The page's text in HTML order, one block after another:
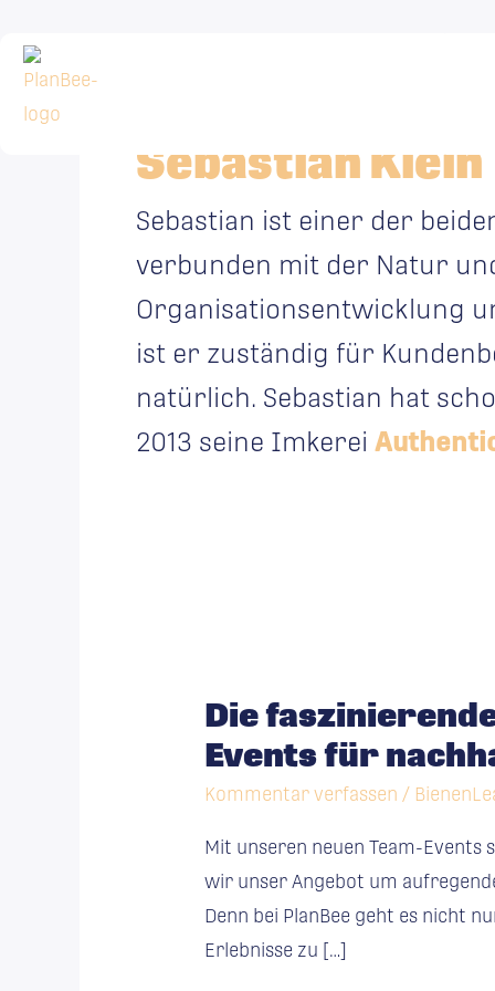
Inhalt
springen
Sebastian Klein
Sebastian ist einer der
verbunden mit der Natur
Organisationsentwicklung
ist er zuständig für
natürlich. Sebastian hat
2013 seine Imkerei
Die
Events für
Kommentar verfassen /
Mit unseren neuen Team-Events
wir unser Angebot um
Denn bei PlanBee geht es nicht
Erlebnisse zu […]
Welt
der
Bienen
Unsere
neuen
Team-
Events